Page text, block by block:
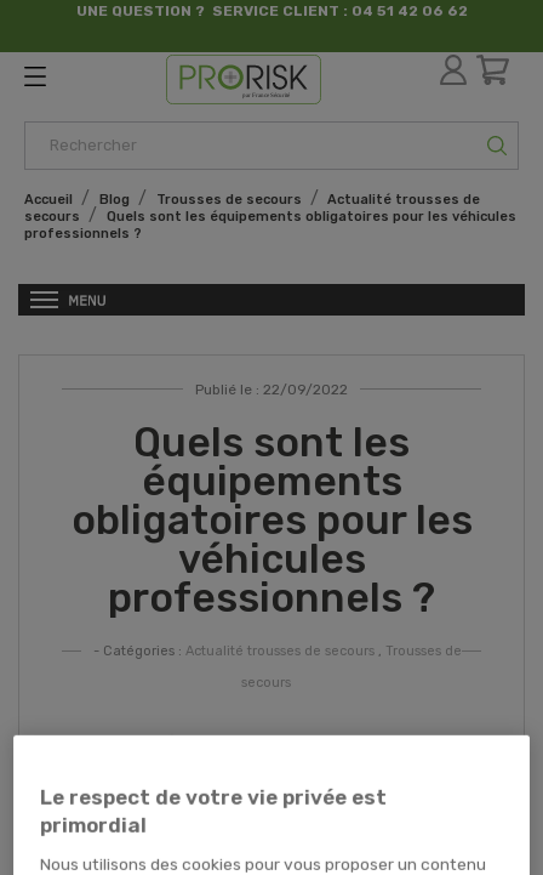
UNE QUESTION ? SERVICE CLIENT : 04 51 42 06 62
par France Sécurité
Accueil Blog Trousses de secours
Actualité trousses de
secours
Quels sont les équipements obligatoires pour les véhicules
professionnels ?
Publié le : 22/09/2022
Quels sont les
équipements
obligatoires pour les
véhicules
professionnels ?
- Catégories : Actualité trousses de secours , Trousses de
secours
Le respect de votre vie privée est
primordial
Nous utilisons des cookies pour vous proposer un contenu